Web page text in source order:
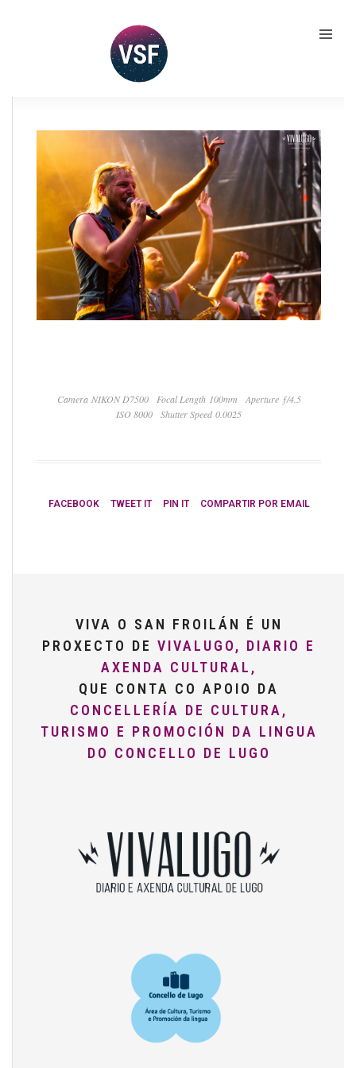
Camera NIKON D7500 Focal Length 100mm
Aperture ƒ/4.5
ISO 8000
Shutter Speed 0.0025
FACEBOOK TWEET IT PIN IT COMPARTIR POR EMAIL
VIVA O SAN FROILÁN É UN
PROXECTO DE VIVALUGO, DIARIO E
AXENDA CULTURAL,
QUE CONTA CO APOIO DA
CONCELLERÍA DE CULTURA,
TURISMO E PROMOCIÓN DA LINGUA
DO CONCELLO DE LUGO